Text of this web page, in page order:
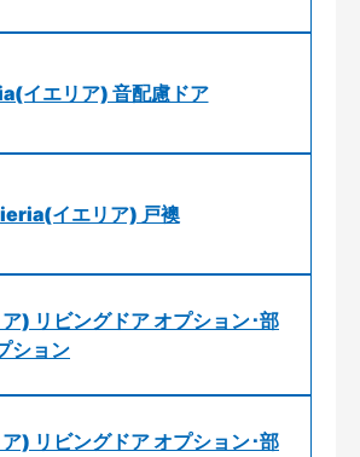
イエリア) 音配慮ドア
ieria(イエリア) 戸襖
) リビングドア オプション･部
ション
) リビングドア オプション･部